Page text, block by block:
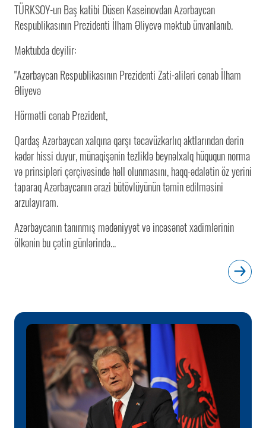
TÜRKSOY-un Baş katibi Düsen Kaseinovdan Azərbaycan
Respublikasının Prezidenti İlham Əliyevə məktub ünvanlanıb.
Məktubda deyilir:
"Azərbaycan Respublikasının Prezidenti Zati-aliləri cənab İlham
Əliyevə
Hörmətli cənab Prezident,
Qardaş Azərbaycan xalqına qarşı təcavüzkarlıq aktlarından dərin
kədər hissi duyur, münaqişənin tezliklə beynəlxalq hüququn norma
və prinsipləri çərçivəsində həll olunmasını, haqq-ədalətin öz yerini
taparaq Azərbaycanın ərazi bütövlüyünün təmin edilməsini
arzulayıram.
Azərbaycanın tanınmış mədəniyyət və incəsənət xadimlərinin
ölkənin bu çətin günlərində...